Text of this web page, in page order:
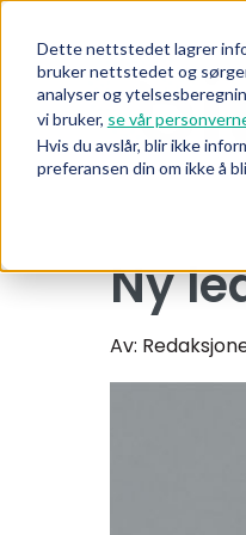
Dette nettstedet lagrer
bruker nettstedet og
analyser og
vi bruker, se vår
Hvis du avslår, blir ikke
preferansen din om ikke å
Ny
Av: